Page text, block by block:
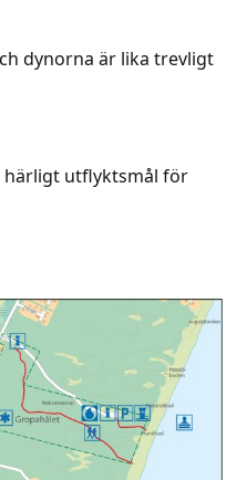
dynorna är lika trevligt
utflyktsmål för